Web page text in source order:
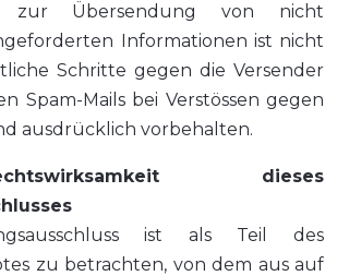
Übersendung von nicht
Informationen ist nicht
Schritte gegen die Versender
Spam-Mails bei Verstössen gegen
ausdrücklich vorbehalten.
dieses
ist als Teil des
zu betrachten, von dem aus auf